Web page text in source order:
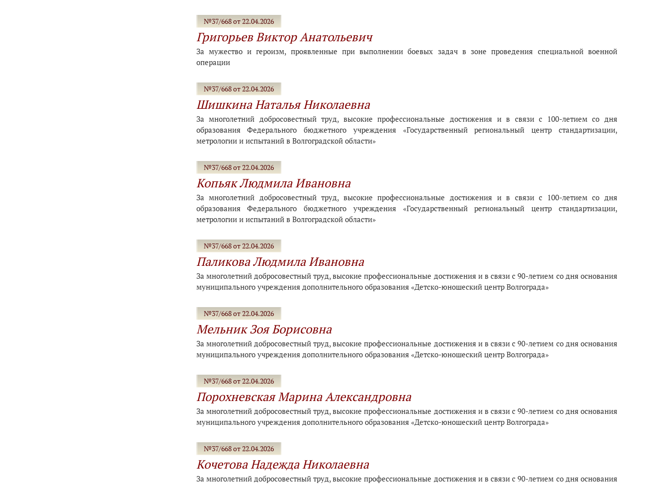
№37/668 от 22.04.2026
Григорьев Виктор Анатольевич
За мужество и героизм, проявленные при выполнении боевых задач в зоне проведения специальной военной
операции
№37/668 от 22.04.2026
Шишкина Наталья Николаевна
За многолетний добросовестный труд, высокие профессиональные достижения и в связи с 100-летием со дня
образования Федерального бюджетного учреждения «Государственный региональный центр стандартизации,
метрологии и испытаний в Волгоградской области»
№37/668 от 22.04.2026
Копьяк Людмила Ивановна
За многолетний добросовестный труд, высокие профессиональные достижения и в связи с 100-летием со дня
образования Федерального бюджетного учреждения «Государственный региональный центр стандартизации,
метрологии и испытаний в Волгоградской области»
№37/668 от 22.04.2026
Паликова Людмила Ивановна
За многолетний добросовестный труд, высокие профессиональные достижения и в связи с 90-летием со дня основания
муниципального учреждения дополнительного образования «Детско-юношеский центр Волгограда»
№37/668 от 22.04.2026
Мельник Зоя Борисовна
За многолетний добросовестный труд, высокие профессиональные достижения и в связи с 90-летием со дня основания
муниципального учреждения дополнительного образования «Детско-юношеский центр Волгограда»
№37/668 от 22.04.2026
Порохневская Марина Александровна
За многолетний добросовестный труд, высокие профессиональные достижения и в связи с 90-летием со дня основания
муниципального учреждения дополнительного образования «Детско-юношеский центр Волгограда»
№37/668 от 22.04.2026
Кочетова Надежда Николаевна
За многолетний добросовестный труд, высокие профессиональные достижения и в связи с 90-летием со дня основания